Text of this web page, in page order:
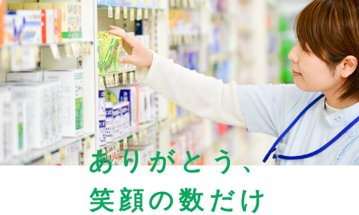
ありがとう、
笑顔の数だけ